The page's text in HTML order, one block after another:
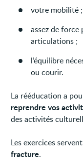
votre mobilité ;
assez de
articulations ;
l’équilibre
ou courir.
La rééducation a
reprendre vos
des activités
Les exercices
fracture.